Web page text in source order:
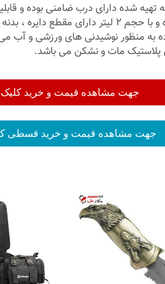
تهیه شده دارای درب ضامنی بوده و
پلاستیک مات و نشکن می باشد.
جهت مشاهده قیمت و خرید کلیک
جهت مشاهده قیمت و خرید قسطی